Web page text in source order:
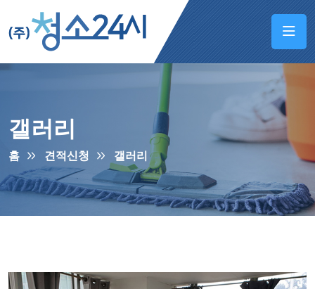
갤러리
홈 견적신청 갤러리